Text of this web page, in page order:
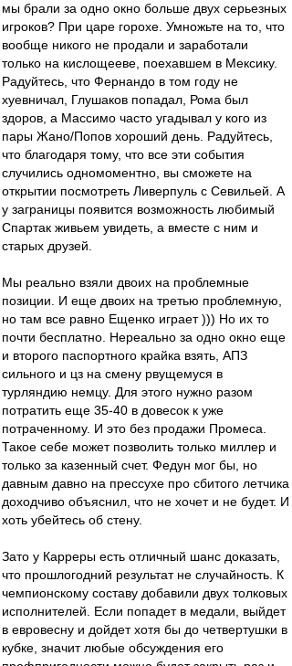
мы брали за одно окно больше двух серьезных
игроков? При царе горохе. Умножьте на то, что
вообще никого не продали и заработали
только на кислощееве, поехавшем в Мексику.
Радуйтесь, что Фернандо в том году не
хуевничал, Глушаков попадал, Рома был
здоров, а Массимо часто угадывал у кого из
пары Жано/Попов хороший день. Радуйтесь,
что благодаря тому, что все эти события
случились одномоментно, вы сможете на
открытии посмотреть Ливерпуль с Севильей. А
у заграницы появится возможность любимый
Спартак живьем увидеть, а вместе с ним и
старых друзей.
Мы реально взяли двоих на проблемные
позиции. И еще двоих на третью проблемную,
но там все равно Ещенко играет ))) Но их то
почти бесплатно. Нереально за одно окно еще
и второго паспортного крайка взять, АПЗ
сильного и цз на смену рвущемуся в
турляндию немцу. Для этого нужно разом
потратить еще 35-40 в довесок к уже
потраченному. И это без продажи Промеса.
Такое себе может позволить только миллер и
только за казенный счет. Федун мог бы, но
давным давно на прессухе про сбитого летчика
доходчиво объяснил, что не хочет и не будет. И
хоть убейтесь об стену.
Зато у Карреры есть отличный шанс доказать,
что прошлогодний результат не случайность. К
чемпионскому составу добавили двух толковых
исполнителей. Если попадет в медали, выйдет
в евровесну и дойдет хотя бы до четвертушки в
кубке, значит любые обсуждения его